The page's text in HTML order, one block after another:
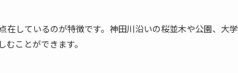
しているのが特徴です。神田川沿いの桜並木や公園、大学
ことができます。